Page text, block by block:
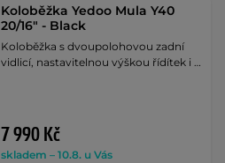
Koloběžka Yedoo Mula Y40
20/16" - Black
Koloběžka s dvoupolohovou zadní
vidlicí, nastavitelnou výškou řídítek i …
7 990 Kč
skladem – 10.8. u Vás